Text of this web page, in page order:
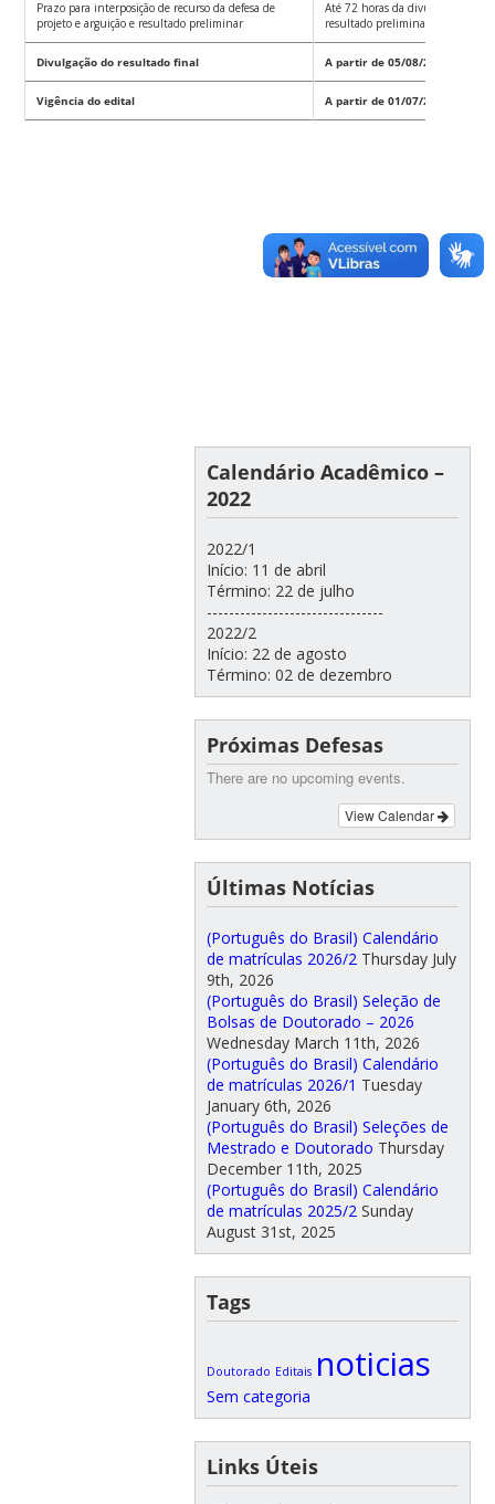
Prazo para interposição de recurso da defesa de
projeto e arguição e resultado preliminar
Até 72 horas da divulgação da
resultado preliminar.
Divulgação do resultado final A partir de 05/08/2022
Vigência do edital A partir de 01/07/2022 a 22/
Calendário Acadêmico –
2022
2022/1
Início: 11 de abril
Término: 22 de julho
--------------------------------
2022/2
Início: 22 de agosto
Término: 02 de dezembro
Próximas Defesas
There are no upcoming events.
View Calendar
Últimas Notícias
(Português do Brasil) Calendário
de matrículas 2026/2 Thursday July
9th, 2026
(Português do Brasil) Seleção de
Bolsas de Doutorado – 2026
Wednesday March 11th, 2026
(Português do Brasil) Calendário
de matrículas 2026/1 Tuesday
January 6th, 2026
(Português do Brasil) Seleções de
Mestrado e Doutorado Thursday
December 11th, 2025
(Português do Brasil) Calendário
de matrículas 2025/2 Sunday
August 31st, 2025
Tags
Doutorado Editais noticias
Sem categoria
Links Úteis